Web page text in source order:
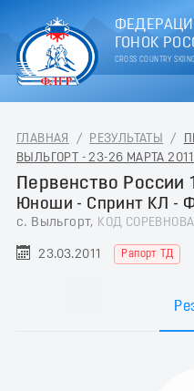
ГОНОК
CROSS COUNTRY
ГЛАВНАЯ / РЕЗУЛЬТАТЫ /
ВЫЛЬГОРТ - 23-26 МАРТА 2011
Первенство России
Юноши - Спринт КЛ -
с. Выльгорт, КОД
23.03.2011 Рапорт ТД